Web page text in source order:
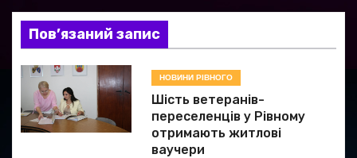
а
п
и
с
Пов’язаний запис
НОВИНИ РІВНОГО
Шість ветеранів-
переселенців у Рівному
отримають житлові
ваучери